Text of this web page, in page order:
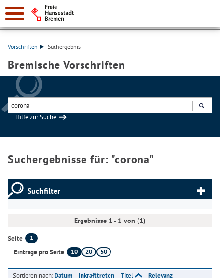
Vorschriften Suchergebnis
Bremische Vorschriften
Hilfe zur Suche
Suchergebnisse für: "corona"
Suchfilter
Ergebnisse 1 - 1 von (1)
Seite
1
Einträge pro Seite
10 20 50
Sortieren nach:Datum Inkrafttreten Titel Relevanz